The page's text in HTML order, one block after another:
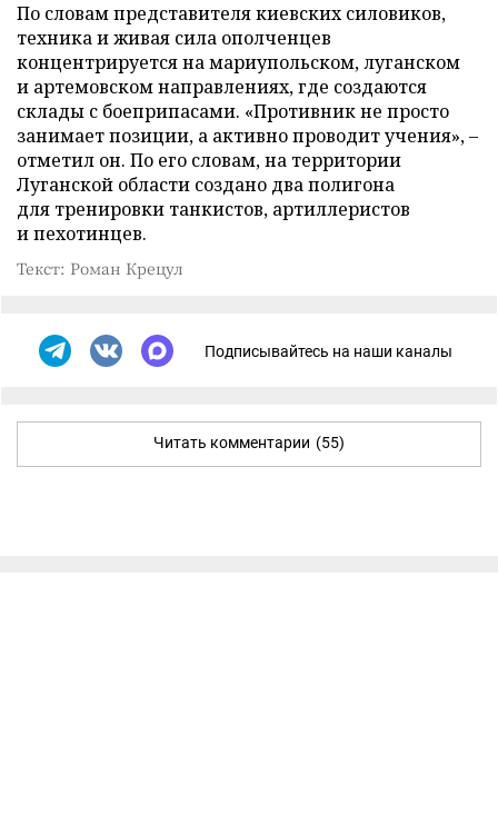
По словам представителя киевских силовиков,
техника и живая сила ополченцев
концентрируется на мариупольском, луганском
и артемовском направлениях, где создаются
склады с боеприпасами. «Противник не просто
занимает позиции, а активно проводит учения», –
отметил он. По его словам, на территории
Луганской области создано два полигона
для тренировки танкистов, артиллеристов
и пехотинцев.
Текст: Роман Крецул
Подписывайтесь на наши каналы
Читать комментарии (55)